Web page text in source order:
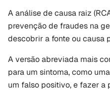
A análise de causa raiz
prevenção de fraudes na
descobrir a fonte ou causa
A versão abreviada mais
para um sintoma, como
um falso positivo, e fazer a